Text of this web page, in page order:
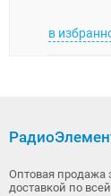
в
Оптовая продажа
доставкой по